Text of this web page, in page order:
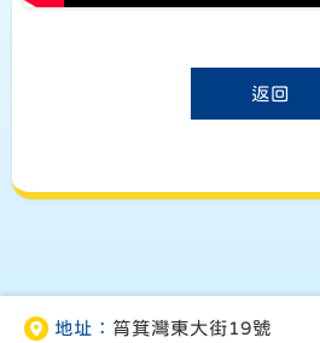
返回
地址： 筲箕灣東大街19號